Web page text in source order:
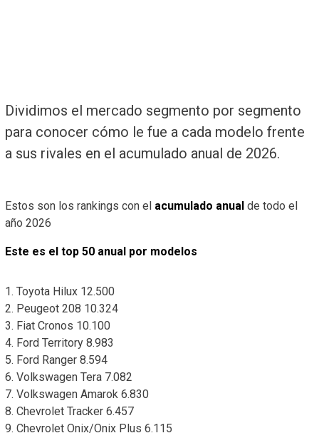
Dividimos el mercado segmento por segmento
para conocer cómo le fue a cada modelo frente
a sus rivales en el acumulado anual de 2026.
Estos son los rankings con el acumulado anual de todo el
año 2026
Este es el top 50 anual por modelos
1. Toyota Hilux 12.500
2. Peugeot 208 10.324
3. Fiat Cronos 10.100
4. Ford Territory 8.983
5. Ford Ranger 8.594
6. Volkswagen Tera 7.082
7. Volkswagen Amarok 6.830
8. Chevrolet Tracker 6.457
9. Chevrolet Onix/Onix Plus 6.115